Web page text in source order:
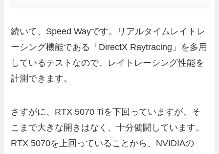
続いて、Speed Wayです。リアルタイムレイトレ
ーシング機能である「DirectX Raytracing」を多用
しているテストなので、レイトレーシング性能を
計測できます。
さすがに、RTX 5070 Tiを下回っていますが、そ
こまで大きな開きはなく、十分健闘しています。
RTX 5070を上回っていることから、NVIDIAの